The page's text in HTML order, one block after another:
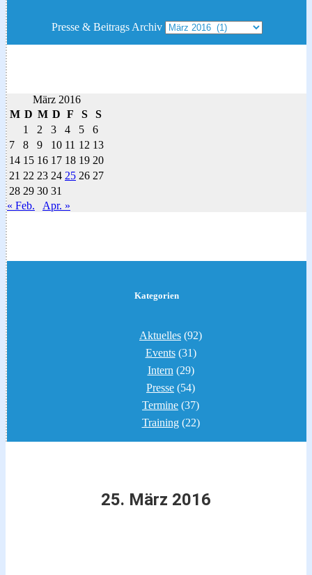
Presse & Beitrags Archiv
März 2016
M D M D F S
S
1
2 3 4 5
6
7
8 9 10 11 12 13
14 15 16 17 18 19 20
21 22 23 24 25 26 27
28 29 30 31
« Feb.
Apr. »
Kategorien
Aktuelles (92)
Events(31)
Intern (29)
Presse (54)
Termine (37)
Training(22)
25. März 2016